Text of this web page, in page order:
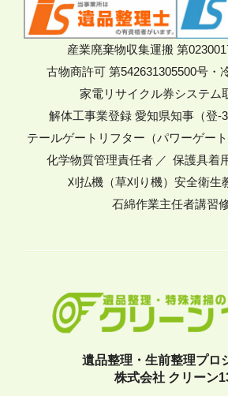
産業廃棄物収集運搬 第
古物商許可 第542631305500号・
家電リサイクル券システム
解体工事業登録 愛知県知事（登-
テールゲートリフター（パワーゲー
化学物質管理責任者
保護具着
刈払機（草刈り機）安全衛生
石綿作業主任者講習
遺品整理・生前整理プロ
株式会社 クリーン